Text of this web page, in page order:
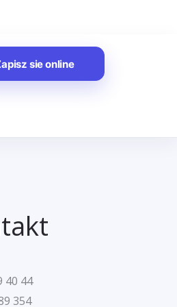
sie online
40 44
354